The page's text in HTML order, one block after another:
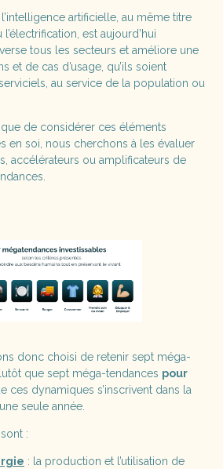
artificielle, au même titre
est aujourd’hui
tous les secteurs et améliore une
et de cas d’usage, qu’ils soient
au service de la population ou
de considérer ces éléments
en soi, nous cherchons à les évaluer
accélérateurs ou amplificateurs de
donc choisi de retenir sept méga-
que sept méga-tendances pour
ces dynamiques s’inscrivent dans la
seule année.
:
: la production et l’utilisation de